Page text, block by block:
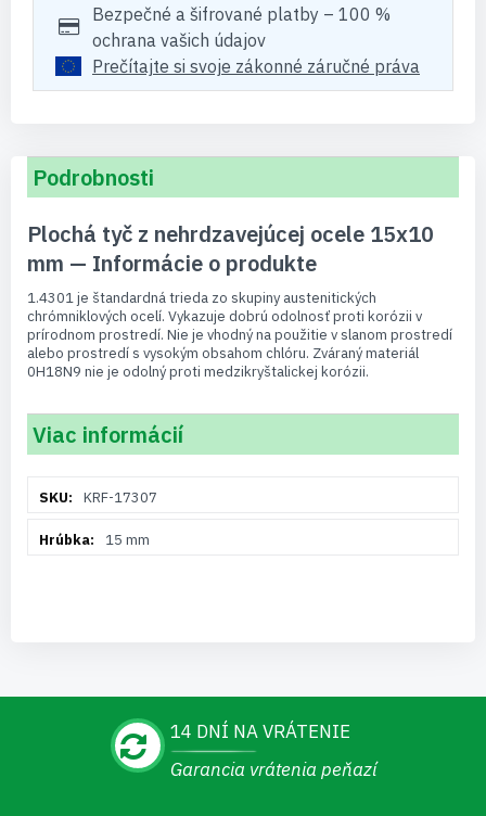
Bezpečné a šifrované platby – 100 %
ochrana vašich údajov
Prečítajte si svoje zákonné záručné práva
Podrobnosti
Plochá tyč z nehrdzavejúcej ocele 15x10
mm — Informácie o produkte
1.4301 je štandardná trieda zo skupiny austenitických
chrómniklových ocelí. Vykazuje dobrú odolnosť proti korózii v
prírodnom prostredí. Nie je vhodný na použitie v slanom prostredí
alebo prostredí s vysokým obsahom chlóru. Zváraný materiál
0H18N9 nie je odolný proti medzikryštalickej korózii.
Viac informácií
informáciíKRF-17307
15 mm
14 DNÍ NA VRÁTENIE
Garancia vrátenia peňazí